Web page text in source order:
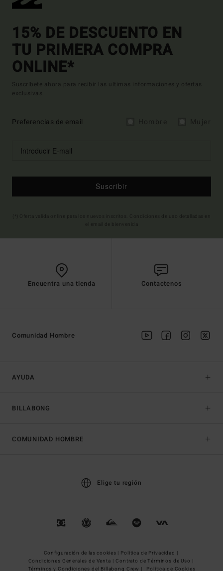
15% DE DESCUENTO EN
TU PRIMERA COMPRA
ONLINE*
Suscríbete ahora para recibir las ultimas informaciones y ofertas
exclusivas.
Preferencias de email
Suscribir
Encuentra una tienda Contactenos
AYUDA
BILLABONG
Comunidad Hombre
COMUNIDAD HOMBRE
Elige tu región
Configuración de las cookies | Política de Privacidad |
Condiciones Generales de Venta | Contrato de Términos de Uso |
Términos y Condiciones del Billabong Crew |
Política de Cookies